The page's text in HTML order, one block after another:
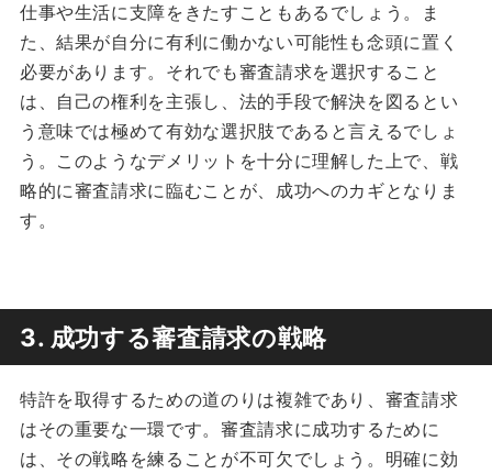
仕事や生活に支障をきたすこともあるでしょう。ま
た、結果が自分に有利に働かない可能性も念頭に置く
必要があります。それでも審査請求を選択すること
は、自己の権利を主張し、法的手段で解決を図るとい
う意味では極めて有効な選択肢であると言えるでしょ
う。このようなデメリットを十分に理解した上で、戦
略的に審査請求に臨むことが、成功へのカギとなりま
す。
3. 成功する審査請求の戦略
特許を取得するための道のりは複雑であり、審査請求
はその重要な一環です。審査請求に成功するために
は、その戦略を練ることが不可欠でしょう。明確に効